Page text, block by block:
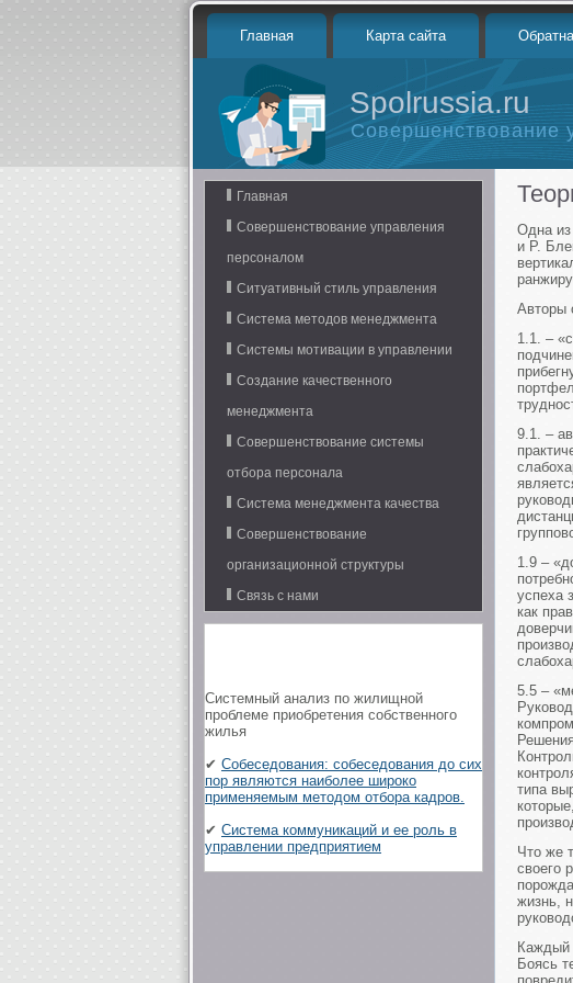
Главная Карта сайта
Spolrussia.ru
Совершенствование
Главная
Совершенствование управления
персоналом
Ситуативный стиль управления
Система методов менеджмента
Системы мотивации в управлении
Создание качественного
менеджмента
Совершенствование системы
отбора персонала
Система менеджмента качества
Совершенствование
организационной структуры
Связь с нами
Системный анализ по жилищной
проблеме приобретения собственного
жилья
✔ Собеседования: собеседования до сих
пор являются наиболее широко
применяемым методом отбора кадров.
✔ Система коммуникаций и ее роль в
управлении предприятием
Одна из
и Р.
Авторы
1.1. –
9.1. –
1.9 –
успеха
как
5.5 –
типа
Что же
своего
жизнь,
Каждый
Боясь